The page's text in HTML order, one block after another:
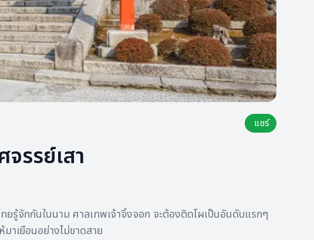
แชร์
รรย์เสา
รู้จักกันในนาม ศาลเทพเจ้าจิ้งจอก จะต้องติดโผเป็นอันดับแรกๆ
าเยือนอย่างไม่ขาดสาย